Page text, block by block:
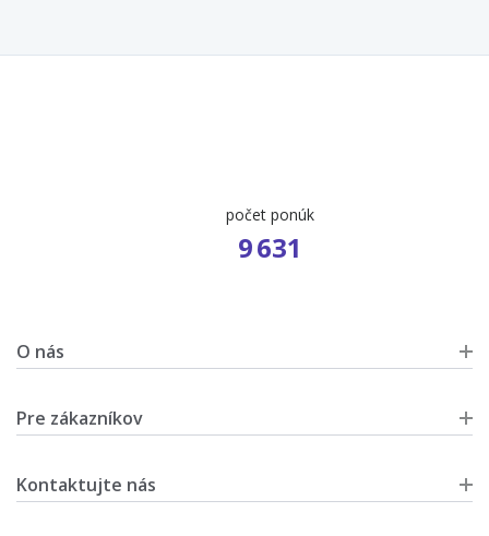
počet ponúk
9 631
O nás
Pre zákazníkov
Kontaktujte nás